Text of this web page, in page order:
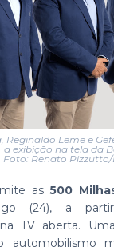
Reginaldo Leme e
a exibição na tela da
Foto: Renato
as500
(24), a
na TV aberta.
automobilismo